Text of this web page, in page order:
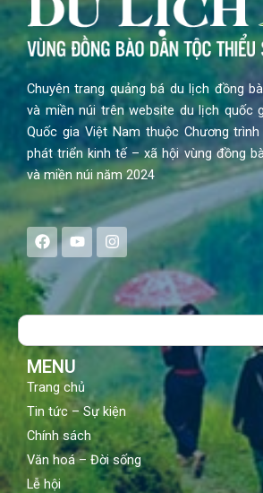
Chuyên trang quảng bá du lịch đồng
và miền núi trên website du lịch quốc
Quốc gia Việt Nam thuộc Chương
phát triển kinh tế – xã hội vùng đồng
và miền núi năm 2024
F
a
c
e
b
o
Y
o
u
t
u
b
I
n
s
a
g
Search
MENU
Trang chủ
Tin tức – Sự kiện
Chính sách
Văn hoá – Đời sống
Lễ hội